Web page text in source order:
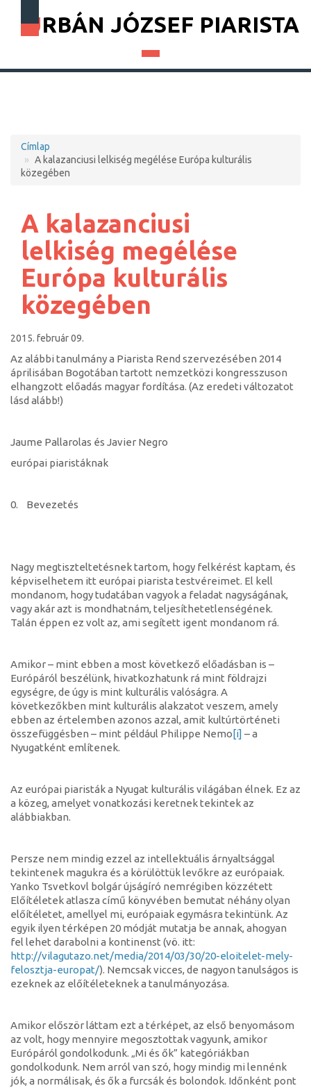
URBÁN JÓZSEF PIARISTA
Morzsa
Címlap
A kalazanciusi lelkiség megélése Európa kulturális
közegében
A kalazanciusi
lelkiség megélése
Európa kulturális
közegében
2015. február 09.
Az alábbi tanulmány a Piarista Rend szervezésében 2014
áprilisában Bogotában tartott nemzetközi kongresszuson
elhangzott előadás magyar fordítása. (Az eredeti változatot
lásd alább!)
Jaume Pallarolas és Javier Negro
európai piaristáknak
0. Bevezetés
Nagy megtiszteltetésnek tartom, hogy felkérést kaptam, és
képviselhetem itt európai piarista testvéreimet. El kell
mondanom, hogy tudatában vagyok a feladat nagyságának,
vagy akár azt is mondhatnám, teljesíthetetlenségének.
Talán éppen ez volt az, ami segített igent mondanom rá.
Amikor – mint ebben a most következő előadásban is –
Európáról beszélünk, hivatkozhatunk rá mint földrajzi
egységre, de úgy is mint kulturális valóságra. A
következőkben mint kulturális alakzatot veszem, amely
ebben az értelemben azonos azzal, amit kultúrtörténeti
összefüggésben – mint például Philippe Nemo [i] – a
Nyugatként említenek.
Az európai piaristák a Nyugat kulturális világában élnek. Ez az
a közeg, amelyet vonatkozási keretnek tekintek az
alábbiakban.
Persze nem mindig ezzel az intellektuális árnyaltsággal
tekintenek magukra és a körülöttük levőkre az európaiak.
Yanko Tsvetkovl bolgár újságíró nemrégiben közzétett
Előítéletek atlasza című könyvében bemutat néhány olyan
előítéletet, amellyel mi, európaiak egymásra tekintünk. Az
egyik ilyen térképen 20 módját mutatja be annak, ahogyan
fel lehet darabolni a kontinenst (vö. itt:
http://vilagutazo.net/media/2014/03/30/20-eloitelet-mely-
felosztja-europat/). Nemcsak vicces, de nagyon tanulságos is
ezeknek az előítéleteknek a tanulmányozása.
Amikor először láttam ezt a térképet, az első benyomásom
az volt, hogy mennyire megosztottak vagyunk, amikor
Európáról gondolkodunk. „Mi és ők” kategóriákban
gondolkodunk. Nem arról van szó, hogy mindig mi lennénk
jók, a normálisak, és ők a furcsák és bolondok. Időnként pont